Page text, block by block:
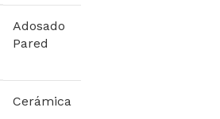
Adosado
Pared
Cerámica